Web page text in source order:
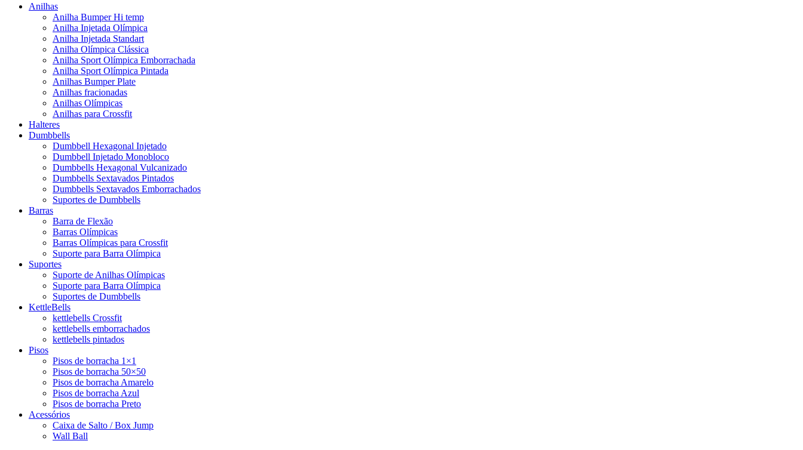
Anilhas
Anilha Bumper Hi temp
Anilha Injetada Olímpica
Anilha Injetada Standart
Anilha Olímpica Clássica
Anilha Sport Olímpica Emborrachada
Anilha Sport Olímpica Pintada
Anilhas Bumper Plate
Anilhas fracionadas
Anilhas Olímpicas
Anilhas para Crossfit
Halteres
Dumbbells
Dumbbell Hexagonal Injetado
Dumbbell Injetado Monobloco
Dumbbells Hexagonal Vulcanizado
Dumbbells Sextavados Pintados
Dumbbells Sextavados Emborrachados
Suportes de Dumbbells
Barras
Barra de Flexão
Barras Olímpicas
Barras Olímpicas para Crossfit
Suporte para Barra Olímpica
Suportes
Suporte de Anilhas Olímpicas
Suporte para Barra Olímpica
Suportes de Dumbbells
KettleBells
kettlebells Crossfit
kettlebells emborrachados
kettlebells pintados
Pisos
Pisos de borracha 1×1
Pisos de borracha 50×50
Pisos de borracha Amarelo
Pisos de borracha Azul
Pisos de borracha Preto
Acessórios
Caixa de Salto / Box Jump
Wall Ball